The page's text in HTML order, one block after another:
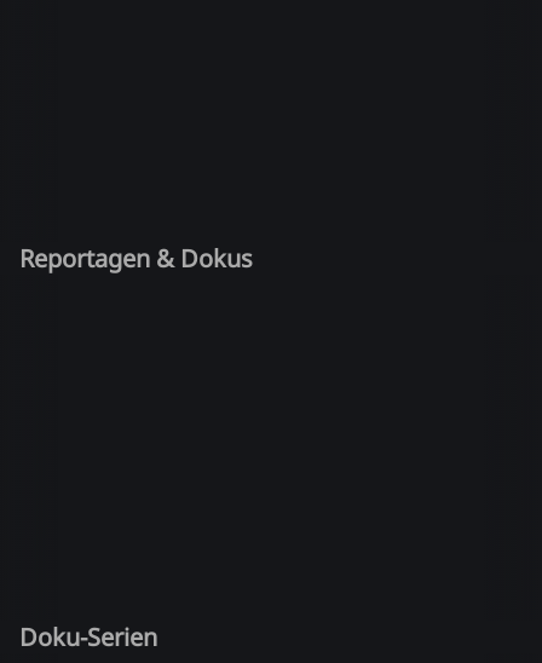
Reportagen & Dokus
Doku-Serien